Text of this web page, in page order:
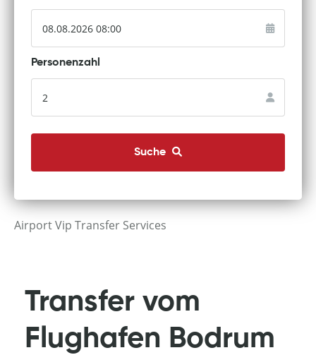
Personenzahl
Suche
Airport Vip Transfer Services
Transfer vom
Flughafen Bodrum